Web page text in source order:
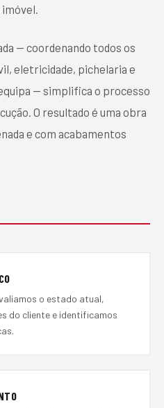
— coordenando todos os
eletricidade, pichelaria e
— simplifica o processo
O resultado é uma obra
e com acabamentos
o estado atual,
do cliente e identificamos